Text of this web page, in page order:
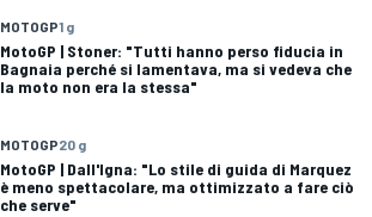
MOTOGP1 g
MotoGP | Stoner: "Tutti hanno perso fiducia in
Bagnaia perché si lamentava, ma si vedeva che
la moto non era la stessa"
MOTOGP20 g
MotoGP | Dall'Igna: "Lo stile di guida di Marquez
è meno spettacolare, ma ottimizzato a fare ciò
che serve"